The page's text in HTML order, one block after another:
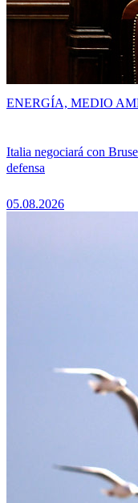
Italia negociará con
defensa
05.08.2026
ENERGÍA, MEDIO